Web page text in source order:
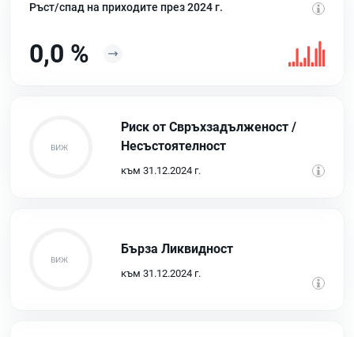
Ръст/спад на приходите през 2024 г.
0,0 %
Риск от Свръхзадълженост /
Несъстоятелност
към 31.12.2024 г.
Бърза Ликвидност
към 31.12.2024 г.